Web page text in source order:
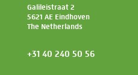
Galileistraat 2
5621 AE Eindhoven
The Netherlands
+31 40 240 50 56